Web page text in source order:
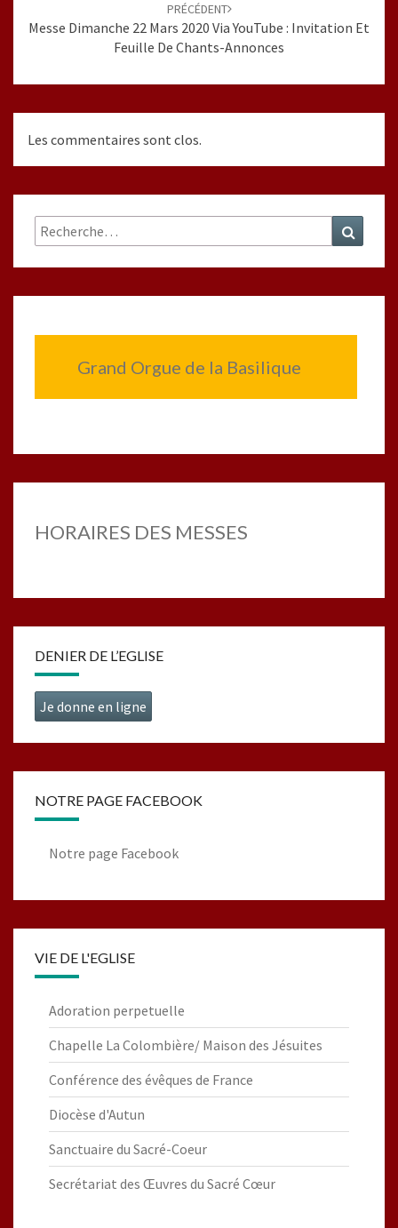
PRÉCÉDENT
Messe Dimanche 22 Mars 2020 Via YouTube : Invitation Et
Feuille De Chants-Annonces
Les commentaires sont clos.
Rechercher :
Grand Orgue de la Basilique
HORAIRES DES MESSES
DENIER DE L’EGLISE
Je donne en ligne
NOTRE PAGE FACEBOOK
Notre page Facebook
VIE DE L'EGLISE
Adoration perpetuelle
Chapelle La Colombière/ Maison des Jésuites
Conférence des évêques de France
Diocèse d'Autun
Sanctuaire du Sacré-Coeur
Secrétariat des Œuvres du Sacré Cœur